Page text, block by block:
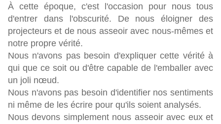
À cette époque, c'est l'occasion pour nous tous
d'entrer dans l'obscurité. De nous éloigner des
projecteurs et de nous asseoir avec nous-mêmes et
notre propre vérité.
Nous n'avons pas besoin d'expliquer cette vérité à
qui que ce soit ou d'être capable de l'emballer avec
un joli nœud.
Nous n'avons pas besoin d'identifier nos sentiments
ni même de les écrire pour qu'ils soient analysés.
Nous devons simplement nous asseoir avec eux et